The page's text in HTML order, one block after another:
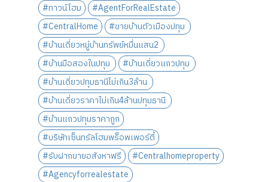
#ทาวน์โฮม
#AgentForRealEstate
#CentralHome
#ขายบ้านตัวเมืองปทุม
#บ้านเดี่ยวหมู่บ้านทรัพย์หมื่นแสน2
#บ้านมือสองในปทุม
#บ้านเดี่ยวแถวปทุม
#บ้านเดี่ยวปทุมธานีไม่เกิน3ล้าน
#บ้านเดี่ยวราคาไม่เกิน4ล้านปทุมธานี
#บ้านแถวปทุมราคาถูก
#บริษัทเซ็นทรัลโฮมพร็อพเพอร์ตี้
#รับฝากขายอสังหาฟรี
#Centralhomeproperty
#Agencyforrealestate